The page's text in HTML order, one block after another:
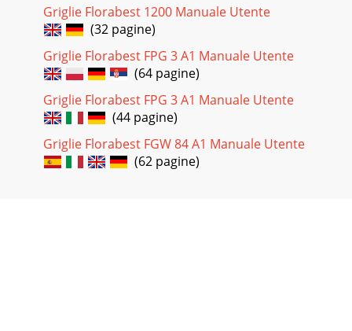
Griglie Florabest 1200 Manuale Utente
(32 pagine)
Griglie Florabest FPG 3 A1 Manuale Utente
(64 pagine)
Griglie Florabest FPG 3 A1 Manuale Utente
(44 pagine)
Griglie Florabest FGW 84 A1 Manuale Utente
(62 pagine)